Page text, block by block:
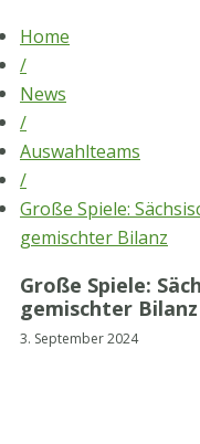
to
content
Home
/
News
/
Auswahlteams
/
Große Spiele:
gemischter Bilanz
Große Spiele:
gemischter Bilanz
3. September 2024